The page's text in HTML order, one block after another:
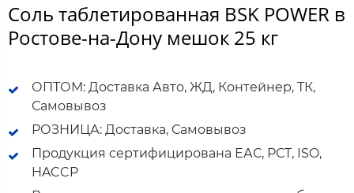
Соль таблетированная BSK POWER в
Ростове-на-Дону мешок 25 кг
ОПТОМ: Доставка Авто, ЖД, Контейнер, ТК,
Самовывоз
РОЗНИЦА: Доставка, Самовывоз
Продукция сертифицирована ЕАС, РСТ, ISO,
HACCP